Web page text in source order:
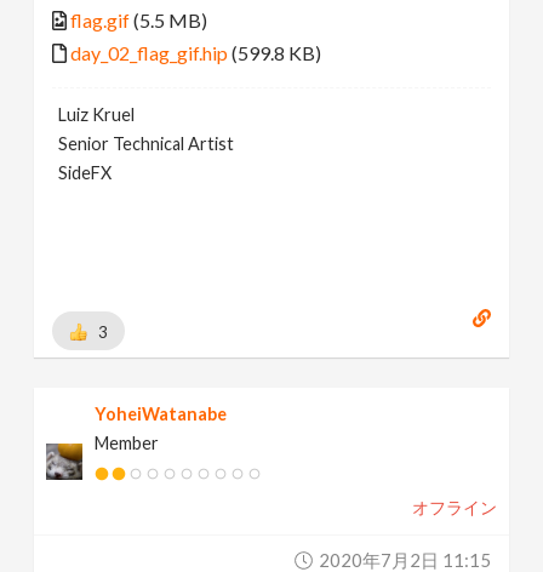
flag.gif(5.5 MB)
day_02_flag_gif.hip(599.8 KB)
Luiz Kruel
Senior Technical Artist
SideFX
3
YoheiWatanabe
Member
オフライン
2020年7月2日 11:15